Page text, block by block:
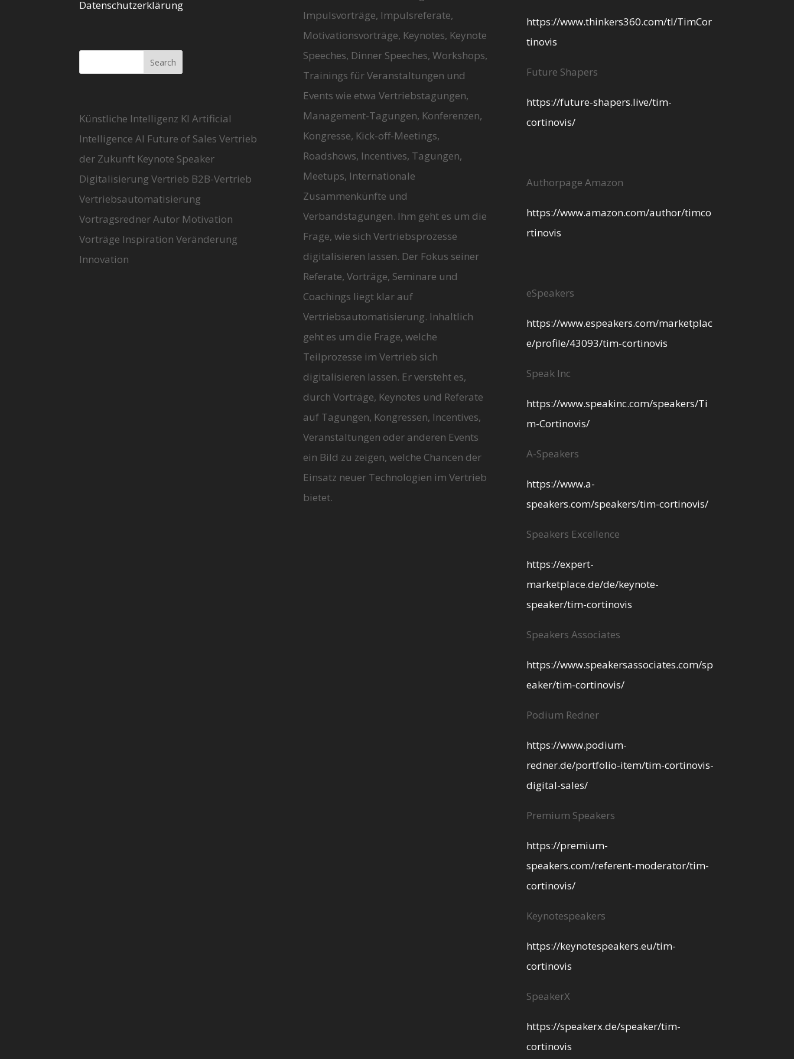
Datenschutzerklärung
Künstliche Intelligenz KI Artificial
Intelligence AI Future of Sales Vertrieb
der Zukunft Keynote Speaker
Digitalisierung Vertrieb B2B-Vertrieb
Vertriebsautomatisierung
Vortragsredner Autor Motivation
Vorträge Inspiration Veränderung
Innovation
Impulsvorträge, Impulsreferate,
Motivationsvorträge, Keynotes, Keynote
Speeches, Dinner Speeches, Workshops,
Trainings für Veranstaltungen und
Events wie etwa Vertriebstagungen,
Management-Tagungen, Konferenzen,
Kongresse, Kick-off-Meetings,
Roadshows, Incentives, Tagungen,
Meetups, Internationale
Zusammenkünfte und
Verbandstagungen. Ihm geht es um die
Frage, wie sich Vertriebsprozesse
digitalisieren lassen. Der Fokus seiner
Referate, Vorträge, Seminare und
Coachings liegt klar auf
Vertriebsautomatisierung. Inhaltlich
geht es um die Frage, welche
Teilprozesse im Vertrieb sich
digitalisieren lassen. Er versteht es,
durch Vorträge, Keynotes und Referate
auf Tagungen, Kongressen, Incentives,
Veranstaltungen oder anderen Events
ein Bild zu zeigen, welche Chancen der
Einsatz neuer Technologien im Vertrieb
bietet.
https://www.thinkers360.com/tl/TimCor
tinovis
Future Shapers
https://future-shapers.live/tim-
cortinovis/
Authorpage Amazon
https://www.amazon.com/author/timco
rtinovis
eSpeakers
https://www.espeakers.com/marketplac
e/profile/43093/tim-cortinovis
Speak Inc
https://www.speakinc.com/speakers/Ti
m-Cortinovis/
A-Speakers
https://www.a-
speakers.com/speakers/tim-cortinovis/
Speakers Excellence
https://expert-
marketplace.de/de/keynote-
speaker/tim-cortinovis
Speakers Associates
https://www.speakersassociates.com/sp
eaker/tim-cortinovis/
Podium Redner
https://www.podium-
redner.de/portfolio-item/tim-cortinovis-
digital-sales/
Premium Speakers
https://premium-
speakers.com/referent-moderator/tim-
cortinovis/
Keynotespeakers
https://keynotespeakers.eu/tim-
cortinovis
SpeakerX
https://speakerx.de/speaker/tim-
cortinovis